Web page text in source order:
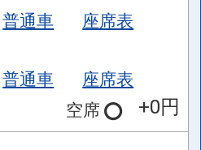
普通車 座席表
普通車
座席表
空席
+0円